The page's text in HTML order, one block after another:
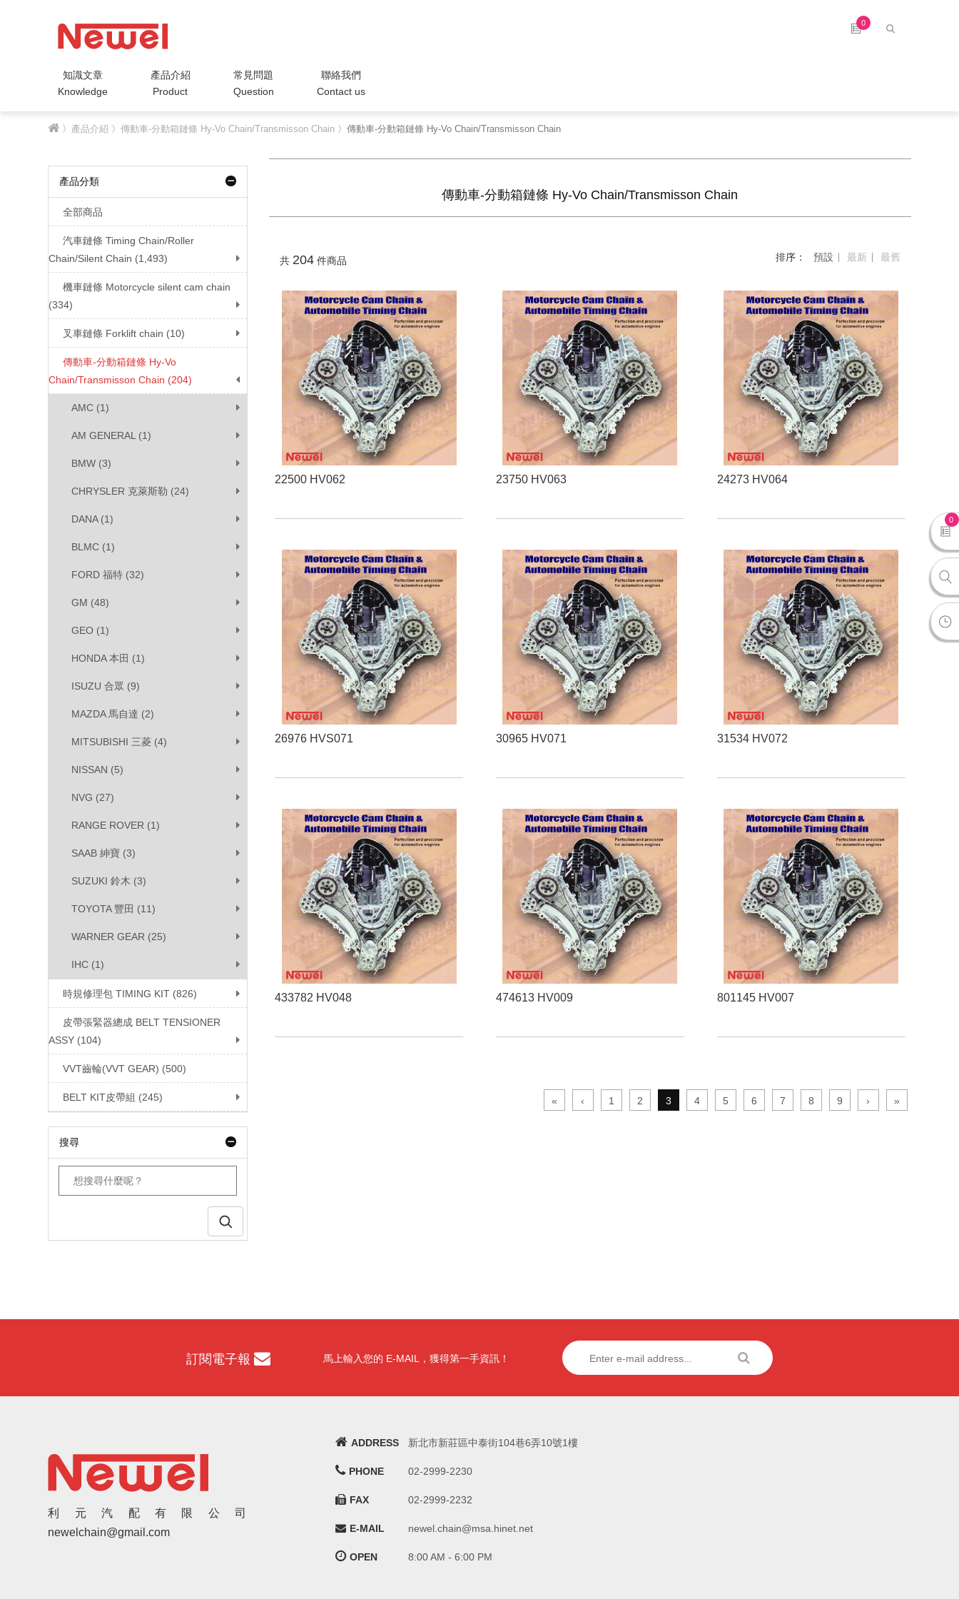
0
知識文章
Knowledge
產品介紹
Product
常見問題
Question
聯絡我們
Contact us
0
〉 產品介紹 〉傳動車-分動箱鏈條 Hy-Vo Chain/Transmisson Chain 〉傳動車-分動箱鏈條 Hy-Vo Chain/Transmisson Chain
產品分類
全部商品
汽車鏈條 Timing Chain/Roller
Chain/Silent Chain (1,493)
機車鏈條 Motorcycle silent cam chain
(334)
叉車鏈條 Forklift chain (10)
傳動車-分動箱鏈條 Hy-Vo
Chain/Transmisson Chain (204)
AMC (1)
AM GENERAL (1)
BMW (3)
CHRYSLER 克萊斯勒 (24)
DANA (1)
BLMC (1)
FORD 福特 (32)
GM (48)
GEO (1)
HONDA 本田 (1)
ISUZU 合眾 (9)
MAZDA 馬自達 (2)
MITSUBISHI 三菱 (4)
NISSAN (5)
NVG (27)
RANGE ROVER (1)
SAAB 紳寶 (3)
SUZUKI 鈴木 (3)
TOYOTA 豐田 (11)
WARNER GEAR (25)
IHC (1)
時規修理包 TIMING KIT (826)
皮帶張緊器總成 BELT TENSIONER
ASSY (104)
VVT齒輪(VVT GEAR) (500)
BELT KIT皮帶組 (245)
搜尋
傳動車-分動箱鏈條 Hy-Vo Chain/Transmisson Chain
共 204 件商品 排序： 預設 最新 最舊
22500 HV062 23750 HV063 24273 HV064
26976 HVS071 30965 HV071 31534 HV072
433782 HV048 474613 HV009 801145 HV007
« ‹ 1 2 3 4 5 6 7 8 9 › »
訂閱電子報 馬上輸入您的 E-MAIL，獲得第一手資訊！
利元汽配有限公司
newelchain@gmail.com
ADDRESS 新北市新莊區中泰街104巷6弄10號1樓
PHONE 02-2999-2230
FAX 02-2999-2232
E-MAIL newel.chain@msa.hinet.net
OPEN 8:00 AM - 6:00 PM